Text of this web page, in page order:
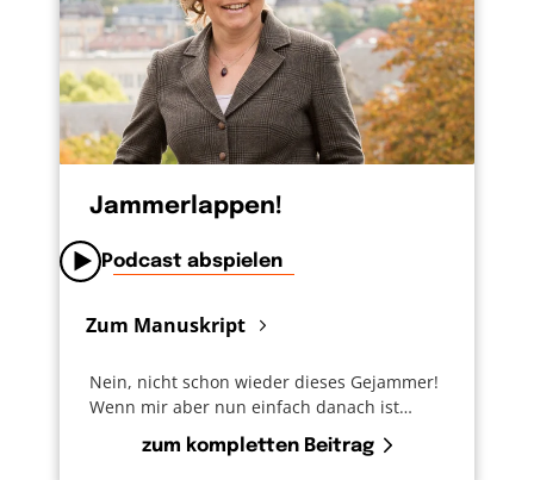
Jammerlappen!
Podcast abspielen
Zum Manuskript
Nein, nicht schon wieder dieses Gejammer!
Wenn mir aber nun einfach danach ist…
zum kompletten Beitrag